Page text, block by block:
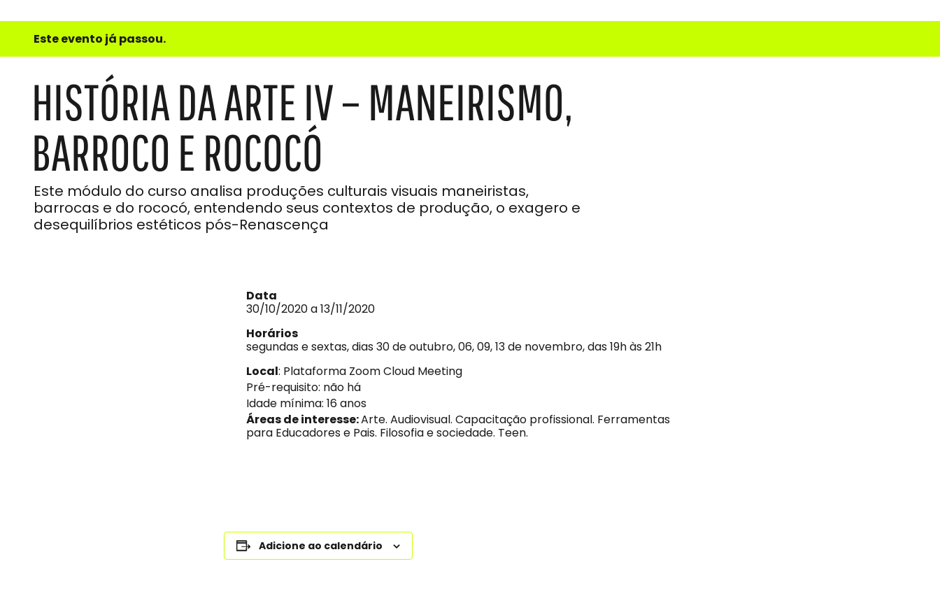
e
do
Som
Este evento já passou.
HISTÓRIA DA ARTE IV – MANEIRISMO,
BARROCO E ROCOCÓ
Este módulo do curso analisa produções culturais visuais maneiristas,
barrocas e do rococó, entendendo seus contextos de produção, o exagero e
desequilíbrios estéticos pós-Renascença
Data
30/10/2020 a 13/11/2020
Horários
segundas e sextas, dias 30 de outubro, 06, 09, 13 de novembro, das 19h às 21h
Local: Plataforma Zoom Cloud Meeting
Pré-requisito: não há
Idade mínima: 16 anos
Áreas de interesse:Arte. Audiovisual. Capacitação profissional. Ferramentas
para Educadores e Pais. Filosofia e sociedade. Teen.
Adicione ao calendário